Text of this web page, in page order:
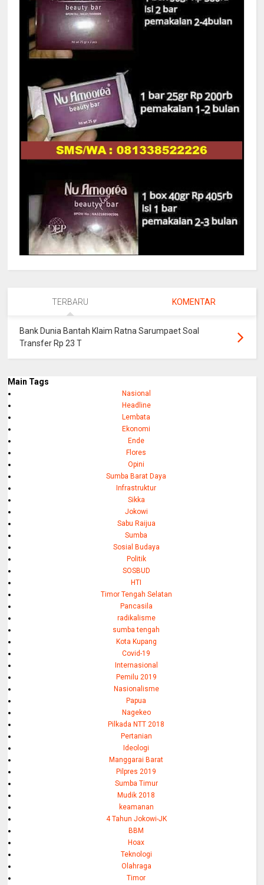
TERBARU KOMENTAR
Bank Dunia Bantah Klaim Ratna Sarumpaet Soal
Transfer Rp 23 T
Main Tags
Nasional
Headline
Lembata
Ekonomi
Ende
Flores
Opini
Sumba Barat Daya
Infrastruktur
Sikka
Jokowi
Sabu Raijua
Sumba
Sosial Budaya
Politik
SOSBUD
HTI
Timor Tengah Selatan
Pancasila
radikalisme
sumba tengah
Kota Kupang
Covid-19
Internasional
Pemilu 2019
Nasionalisme
Papua
Nagekeo
Pilkada NTT 2018
Pertanian
Ideologi
Manggarai Barat
Pilpres 2019
Sumba Timur
Mudik 2018
keamanan
4 Tahun Jokowi-JK
BBM
Hoax
Teknologi
Olahraga
Timor